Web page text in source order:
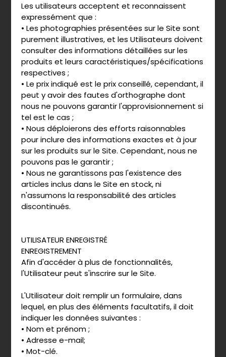
Les utilisateurs acceptent et reconnaissent
expressément que :
• Les photographies présentées sur le Site sont
purement illustratives, et les Utilisateurs doivent
consulter des informations détaillées sur les
produits et leurs caractéristiques/spécifications
respectives ;
• Le prix indiqué est le prix conseillé, cependant, il
peut y avoir des fautes d'orthographe dont
nous ne pouvons garantir l'approvisionnement si
tel est le cas ;
• Nous déploierons des efforts raisonnables
pour inclure des informations exactes et à jour
sur les produits sur le Site. Cependant, nous ne
pouvons pas le garantir ;
• Nous ne garantissons pas l'existence des
articles inclus dans le Site en stock, ni
n'assumons la responsabilité des articles
discontinués.
UTILISATEUR ENREGISTRÉ
ENREGISTREMENT
Afin d'accéder à plus de fonctionnalités,
l'Utilisateur peut s'inscrire sur le Site.
L'Utilisateur doit remplir un formulaire, dans
lequel, en plus des éléments facultatifs, il doit
indiquer les données suivantes :
• Nom et prénom ;
• Adresse e-mail;
• Mot-clé.